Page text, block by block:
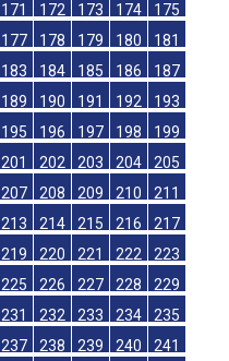
171 172 173 174
175
177 178 179 180
181
183 184 185 186
187
189 190 191 192
193
195 196 197 198
199
201 202 203 204
205
207 208 209 210
211
213 214 215 216
217
219 220 221 222
223
225 226 227 228
229
231 232 233 234
235
237 238 239 240
241